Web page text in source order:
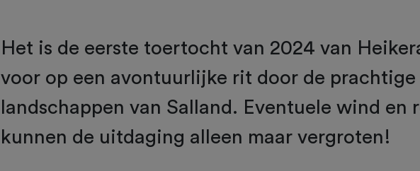
Het is de eerste toertocht van 2024 van
voor op een avontuurlijke rit door de prachtige
landschappen van Salland. Eventuele wind en
kunnen de uitdaging alleen maar vergroten!